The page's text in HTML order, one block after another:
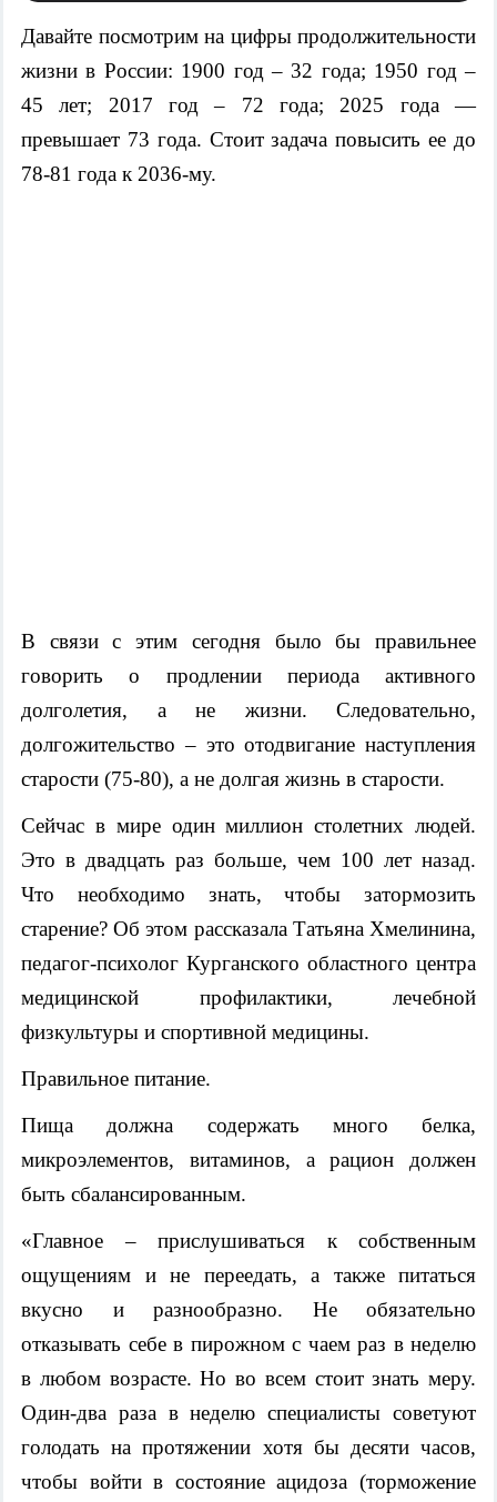
Давайте посмотрим на цифры продолжительности
жизни в России: 1900 год – 32 года; 1950 год –
45 лет; 2017 год – 72 года; 2025 года —
превышает 73 года. Стоит задача повысить ее до
78-81 года к 2036-му.
В связи с этим сегодня было бы правильнее
говорить о продлении периода активного
долголетия, а не жизни. Следовательно,
долгожительство – это отодвигание наступления
старости (75-80), а не долгая жизнь в старости.
Сейчас в мире один миллион столетних людей.
Это в двадцать раз больше, чем 100 лет назад.
Что необходимо знать, чтобы затормозить
старение? Об этом рассказала Татьяна Хмелинина,
педагог-психолог Курганского областного центра
медицинской профилактики, лечебной
физкультуры и спортивной медицины.
Правильное питание.
Пища должна содержать много белка,
микроэлементов, витаминов, а рацион должен
быть сбалансированным.
«Главное – прислушиваться к собственным
ощущениям и не переедать, а также питаться
вкусно и разнообразно. Не обязательно
отказывать себе в пирожном с чаем раз в неделю
в любом возрасте. Но во всем стоит знать меру.
Один-два раза в неделю специалисты советуют
голодать на протяжении хотя бы десяти часов,
чтобы войти в состояние ацидоза (торможение